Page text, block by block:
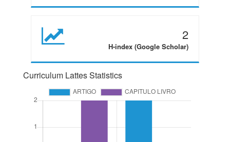
2
H-index (Google Scholar)
Curriculum Lattes Statistics